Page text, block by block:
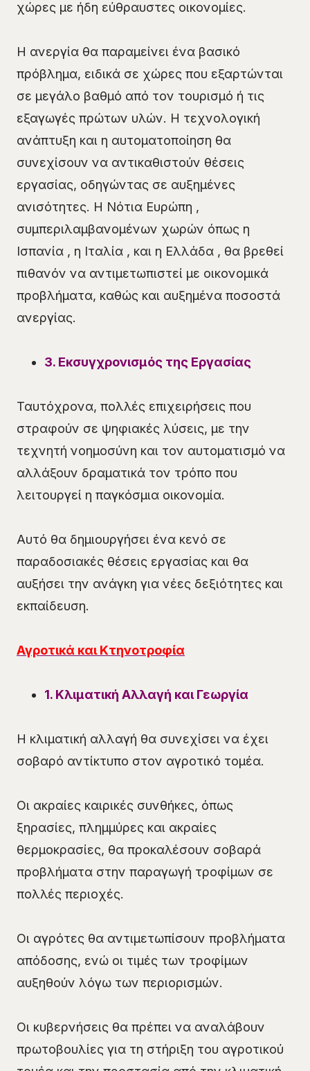
χώρες με ήδη εύθραυστες οικονομίες.
Η ανεργία θα παραμείνει ένα βασικό
πρόβλημα, ειδικά σε χώρες που εξαρτώνται
σε μεγάλο βαθμό από τον τουρισμό ή τις
εξαγωγές πρώτων υλών. Η τεχνολογική
ανάπτυξη και η αυτοματοποίηση θα
συνεχίσουν να αντικαθιστούν θέσεις
εργασίας, οδηγώντας σε αυξημένες
ανισότητες. Η Νότια Ευρώπη ,
συμπεριλαμβανομένων χωρών όπως η
Ισπανία , η Ιταλία , και η Ελλάδα , θα βρεθεί
πιθανόν να αντιμετωπιστεί με οικονομικά
προβλήματα, καθώς και αυξημένα ποσοστά
ανεργίας.
3. Εκσυγχρονισμός της Εργασίας
Ταυτόχρονα, πολλές επιχειρήσεις που
στραφούν σε ψηφιακές λύσεις, με την
τεχνητή νοημοσύνη και τον αυτοματισμό να
αλλάξουν δραματικά τον τρόπο που
λειτουργεί η παγκόσμια οικονομία.
Αυτό θα δημιουργήσει ένα κενό σε
παραδοσιακές θέσεις εργασίας και θα
αυξήσει την ανάγκη για νέες δεξιότητες και
εκπαίδευση.
Αγροτικά και Κτηνοτροφία
1. Κλιματική Αλλαγή και Γεωργία
Η κλιματική αλλαγή θα συνεχίσει να έχει
σοβαρό αντίκτυπο στον αγροτικό τομέα.
Οι ακραίες καιρικές συνθήκες, όπως
ξηρασίες, πλημμύρες και ακραίες
θερμοκρασίες, θα προκαλέσουν σοβαρά
προβλήματα στην παραγωγή τροφίμων σε
πολλές περιοχές.
Οι αγρότες θα αντιμετωπίσουν προβλήματα
απόδοσης, ενώ οι τιμές των τροφίμων
αυξηθούν λόγω των περιορισμών.
Οι κυβερνήσεις θα πρέπει να αναλάβουν
πρωτοβουλίες για τη στήριξη του αγροτικού